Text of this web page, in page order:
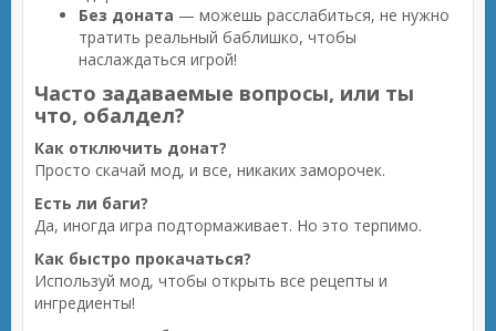
Без доната — можешь расслабиться, не нужно
тратить реальный баблишко, чтобы
наслаждаться игрой!
Часто задаваемые вопросы, или ты
что, обалдел?
Как отключить донат?
Просто скачай мод, и все, никаких заморочек.
Есть ли баги?
Да, иногда игра подтормаживает. Но это терпимо.
Как быстро прокачаться?
Используй мод, чтобы открыть все рецепты и
ингредиенты!